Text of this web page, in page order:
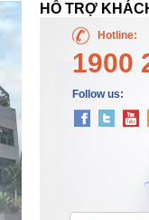
HỖ TRỢ
Hotline:
1900
Follow us: